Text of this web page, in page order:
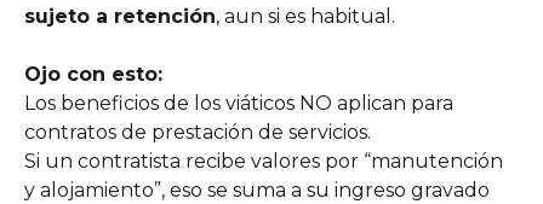
sujeto a retención, aun si es habitual.
Ojo con esto:
Los beneficios de los viáticos NO aplican para
contratos de prestación de servicios.
Si un contratista recibe valores por “manutención
y alojamiento”, eso se suma a su ingreso gravado